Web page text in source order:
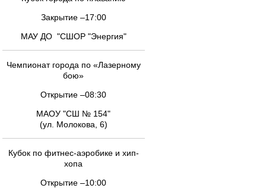
Закрытие –17:00
МАУ ДО "СШОР "Энергия"
Чемпионат города по «Лазерному
бою»
Открытие –08:30
МАОУ "СШ № 154"
(ул. Молокова, 6)
Кубок по фитнес-аэробике и хип-
хопа
Открытие –10:00